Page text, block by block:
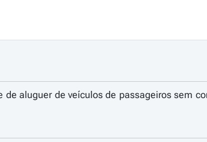
aluguer de veículos de passageiros sem